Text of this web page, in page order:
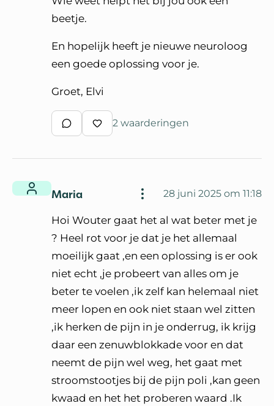
beetje.
En hopelijk heeft je nieuwe neuroloog
een goede oplossing voor je.
Groet, Elvi
Schrijf een reactie
Waardeer reactie
2 waarderingen
Maria 28 juni 2025 om 11:18
Hoi Wouter gaat het al wat beter met je
? Heel rot voor je dat je het allemaal
moeilijk gaat ,en een oplossing is er ook
niet echt ,je probeert van alles om je
beter te voelen ,ik zelf kan helemaal niet
meer lopen en ook niet staan wel zitten
,ik herken de pijn in je onderrug, ik krijg
daar een zenuwblokkade voor en dat
neemt de pijn wel weg, het gaat met
stroomstootjes bij de pijn poli ,kan geen
kwaad en het het proberen waard .Ik